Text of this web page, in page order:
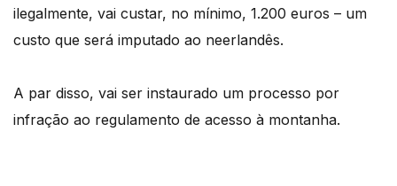
ilegalmente, vai custar, no mínimo, 1.200 euros – um
custo que será imputado ao neerlandês.
A par disso, vai ser instaurado um processo por
infração ao regulamento de acesso à montanha.